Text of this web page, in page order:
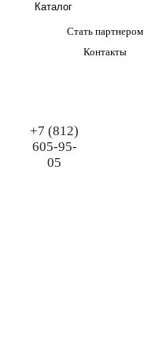
Каталог
Стать партнером
Контакты
+7 (812)
605-95-
05